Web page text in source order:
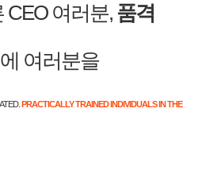
CEO 여러분, 품격
에 여러분을
PRACTICALLY TRAINED INDIVIDUALS IN THE